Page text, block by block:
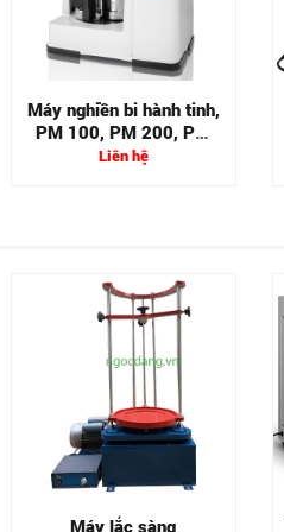
Máy nghiền bi hành tinh,
PM 100, PM 200, PM
400
Liên hệ
Máy lắc sàng